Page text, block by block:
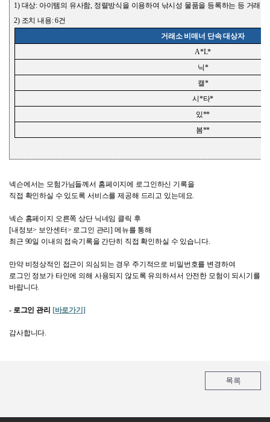
1) 대상: 아이템의 유사함 정렬방식을 이용하여 낚시성 물품을 등록하는 등 거래
2) 조치 내용: 6건
거래소 비매너 단속 대상자
A*L*
닉*
캘*
시*타*
있**
봄**
넥슨에서는 모험가님들께서 홈페이지에 로그인하신 기록을
직접 확인하실 수 있도록 서비스를 제공해 드리고 있는데요
넥슨 홈페이지 오른쪽 상단 닉네임 클릭 후
[내정보> 보안센터> 로그인 관리]메뉴를 통해
최근 90일 이내의 접속기록을 간단히 직접 확인하실 수 있습니다.
만약 비정상적인 접근이 의심되는 경우 주기적으로 비밀번호를 변경하여
로그인 정보가 타인에 의해 사용되지 않도록 유의하셔서 안전한 모험이 되시기를
바랍니다.
- 로그인 관리 [바로가기]
감사합니다
목록